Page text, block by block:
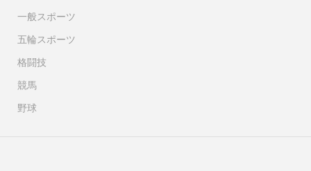
一般スポーツ
五輪スポーツ
格闘技
競馬
野球